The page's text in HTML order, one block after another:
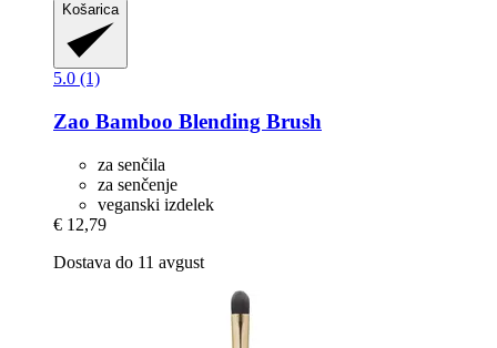
Košarica
5.0 (1)
Zao Bamboo Blending Brush
za senčila
za senčenje
veganski izdelek
€ 12,79
Dostava do 11 avgust